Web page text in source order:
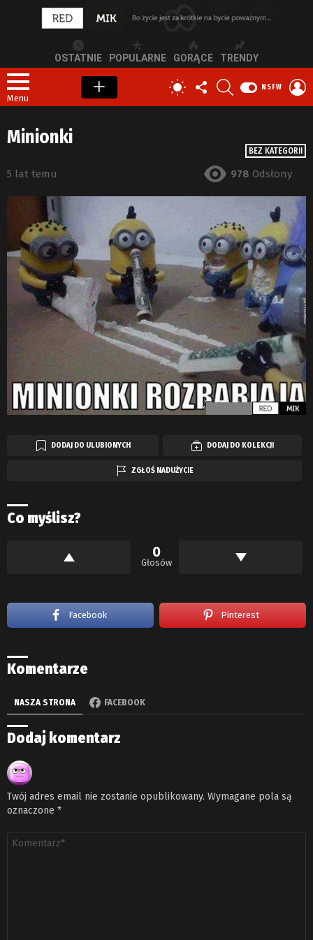
OSTATNIE POPULARNE GORĄCE TRENDY
Menu
PRZEŁĄCZ
SKÓRKĘ
OBSERWUJ
NAS
NSFW
BEZ KATEGORII
Minionki
5 lat temu 978 Odsłony
DODAJ DO ULUBIONYCH DODAJ DO KOLEKCJI
ZGŁOŚ NADUŻYCIE
Co myślisz?
0
Głosów
Facebook Pinterest
Komentarze
NASZA STRONA FACEBOOK
Dodaj komentarz
Twój adres email nie zostanie opublikowany. Wymagane pola są
oznaczone *
Komentarz